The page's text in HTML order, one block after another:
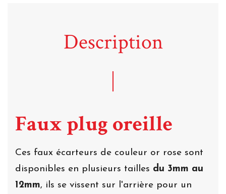
Description
Faux plug oreille
Ces faux écarteurs de couleur or rose sont
disponibles en plusieurs tailles du 3mm au
12mm, ils se vissent sur l'arrière pour un